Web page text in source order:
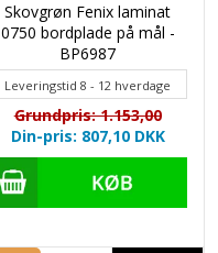
Skovgrøn Fenix laminat
0750 bordplade på mål -
BP6987
Leveringstid 8 - 12 hverdage
Grundpris: 1.153,00
Din-pris: 807,10 DKK